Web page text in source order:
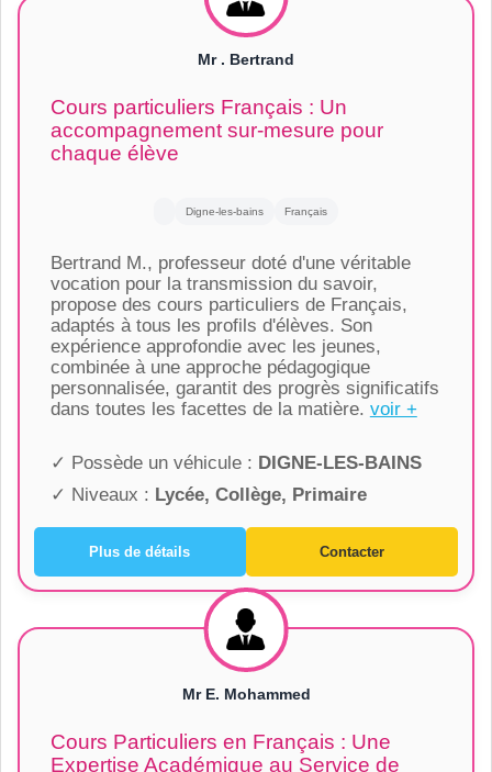
Mr . Bertrand
Cours particuliers Français : Un
accompagnement sur-mesure pour
chaque élève
Digne-les-bains Français
Bertrand M., professeur doté d'une véritable
vocation pour la transmission du savoir,
propose des cours particuliers de Français,
adaptés à tous les profils d'élèves. Son
expérience approfondie avec les jeunes,
combinée à une approche pédagogique
personnalisée, garantit des progrès significatifs
dans toutes les facettes de la matière. voir +
✓ Possède un véhicule : DIGNE-LES-BAINS
✓ Niveaux : Lycée, Collège, Primaire
Plus de détails Contacter
Mr E. Mohammed
Cours Particuliers en Français : Une
Expertise Académique au Service de